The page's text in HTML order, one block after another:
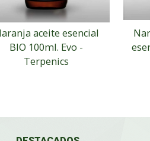
aceite esencial
BIO 100ml. Evo -
Terpenics